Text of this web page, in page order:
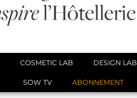
COSMETIC LAB DESIGN LAB
SOW TV ABONNEMENT